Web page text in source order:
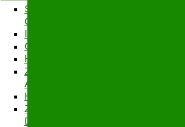
STABSSTELLE
CONTROLLING
IT
GEBÄUDEMANAGEMENT
HAUSHALT
ZENTRALES
ABRECHNUNGSMANAGEMENT
HYGIENEMANAGEMENT
ZENTRALE
DIENSTE